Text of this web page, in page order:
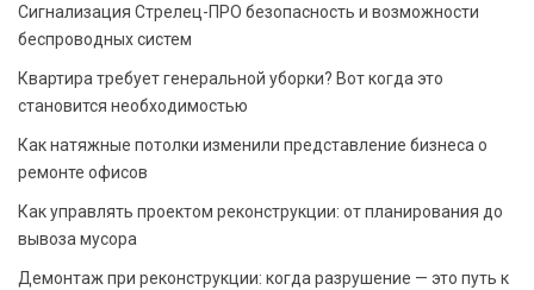
Сигнализация Стрелец-ПРО безопасность и возможности
беспроводных систем
Квартира требует генеральной уборки? Вот когда это
становится необходимостью
Как натяжные потолки изменили представление бизнеса о
ремонте офисов
Как управлять проектом реконструкции: от планирования до
вывоза мусора
Демонтаж при реконструкции: когда разрушение — это путь к